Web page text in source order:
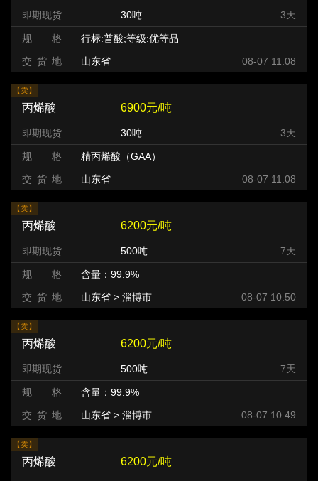
即期现货 30吨 3天
规 格
行标:普酸;等级:优等品
交 货 地
山东省 08-07 11:08
【卖】
丙烯酸 6900元/吨
即期现货 30吨 3天
规 格
精丙烯酸（GAA）
交 货 地
山东省 08-07 11:08
【卖】
丙烯酸 6200元/吨
即期现货 500吨 7天
规 格
含量：99.9%
交 货 地
山东省 > 淄博市 08-07 10:50
【卖】
丙烯酸 6200元/吨
即期现货 500吨 7天
规 格
含量：99.9%
交 货 地
山东省 > 淄博市 08-07 10:49
【卖】
丙烯酸 6200元/吨